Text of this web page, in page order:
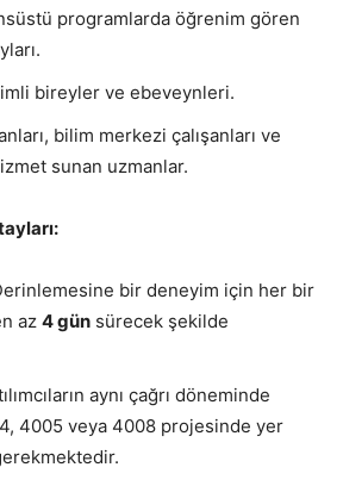
programlarda öğrenim gören
bireyler ve ebeveynleri.
bilim merkezi çalışanları ve
sunan uzmanlar.
bir deneyim için her bir
az 4 gün sürecek şekilde
aynı çağrı döneminde
4005 veya 4008 projesinde yer